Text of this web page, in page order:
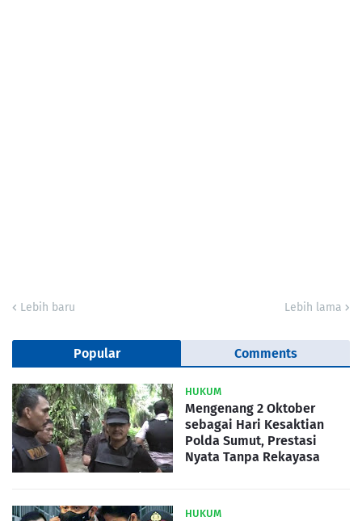
Lebih baru Lebih lama
Popular Comments
HUKUM
Mengenang 2 Oktober
sebagai Hari Kesaktian
Polda Sumut, Prestasi
Nyata Tanpa Rekayasa
HUKUM